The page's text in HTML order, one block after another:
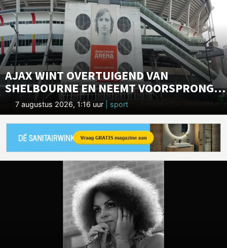
AJAX WINT OVERTUIGEND VAN
SHELBOURNE EN NEEMT VOORSPRONG
RICHTING VOLGENDE RONDE
7 augustus 2026, 1:16 uur | sport